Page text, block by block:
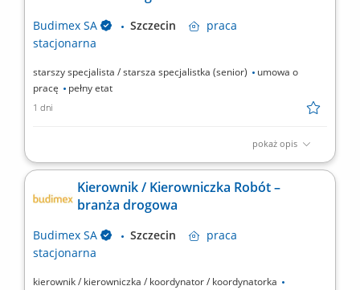
Budimex SA Szczecin
praca
stacjonarna
starszy specjalista / starsza specjalistka (senior)
umowa o
pracę
pełny etat
1 dni
pokaż opis
Twoje przyszłe zadania:‎ organizacja pracy zespołu
‎kierownikiem robót w branży drogowej,‎ przygotowywanie
dokumentacji do odbiorów częściowych, końcowych, weryfikacja
Kierownik / Kierowniczka Robót –
branża drogowa
Budimex SA Szczecin
praca
stacjonarna
kierownik / kierowniczka / koordynator / koordynatorka